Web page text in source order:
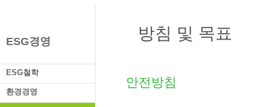
사가
연구소/공장
가족친화우수기업
오시는길
조직 및 업무
기술혁신 네트워크
전문의약품
ESG경영
ESG철학
환경경영
방침 및 목표
안전방침